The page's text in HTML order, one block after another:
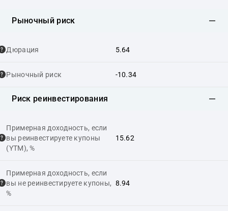
Рыночный риск
Дюрация 5.64
Рыночный риск -10.34
Риск реинвестирования
Примерная доходность, если
вы реинвестируете купоны
(YTM), %
15.62
Примерная доходность, если
вы не реинвестируете купоны,
%
8.94